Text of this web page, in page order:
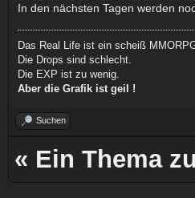
In den nächsten Tagen werden
Das Real Life ist ein scheiß
Die Drops sind schlecht.
Die EXP ist zu wenig.
Aber die Grafik ist geil !
Suchen
« Ein Thema